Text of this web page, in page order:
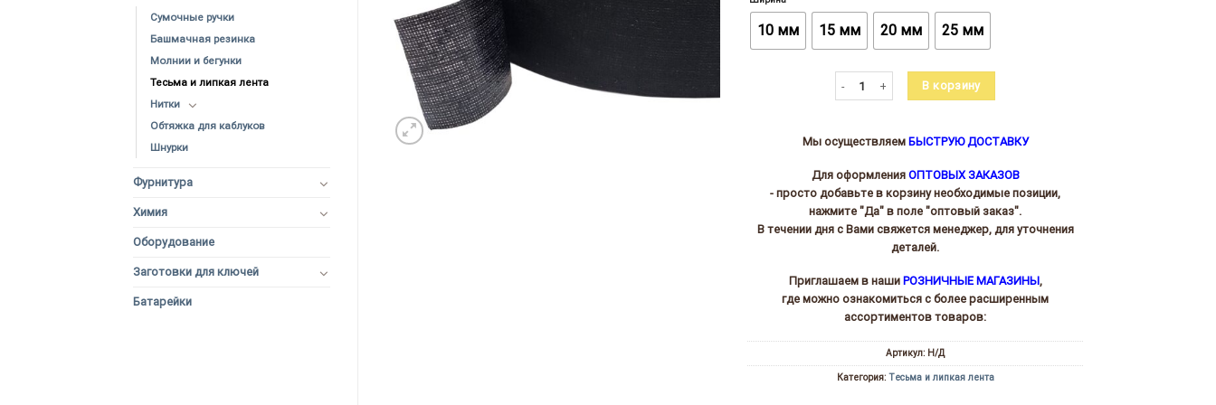
Сумочные ручки
Башмачная резинка
Молнии и бегунки
Тесьма и липкая лента
Нитки
Обтяжка для каблуков
Шнурки
Фурнитура
Химия
Оборудование
Заготовки для ключей
Батарейки
10 мм 15 мм 20 мм 25 мм
Количество товара Лента клеевая хлопок КАТЕНЕЛЛА 50м.п.
В корзину
Мы осуществляем БЫСТРУЮ ДОСТАВКУ
Для оформления ОПТОВЫХ ЗАКАЗОВ
- просто добавьте в корзину необходимые позиции,
нажмите "Да" в поле "оптовый заказ".
В течении дня с Вами свяжется менеджер, для уточнения
деталей.
Приглашаем в наши РОЗНИЧНЫЕ МАГАЗИНЫ,
где можно ознакомиться с более расширенным
ассортиментов товаров:
Артикул: Н/Д
Категория: Тесьма и липкая лента